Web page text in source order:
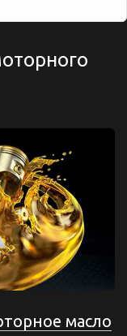
масло